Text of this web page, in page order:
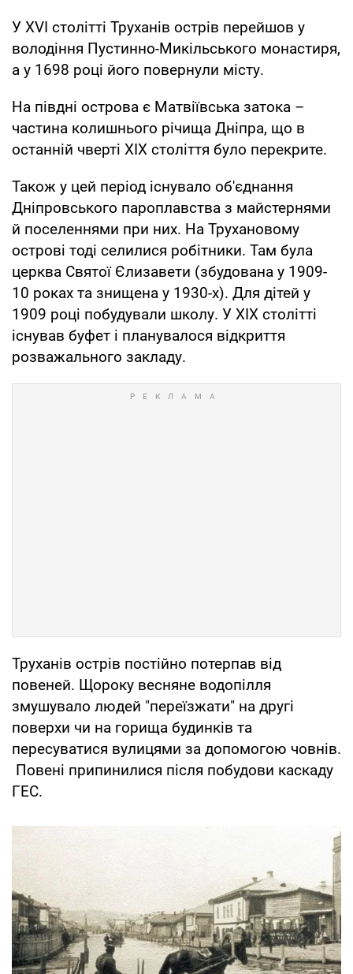
У XVI столітті Труханів острів перейшов у
володіння Пустинно-Микільського монастиря,
а у 1698 році його повернули місту.
На півдні острова є Матвіївська затока –
частина колишнього річища Дніпра, що в
останній чверті XIX століття було перекрите.
Також у цей період існувало об'єднання
Дніпровського пароплавства з майстернями
й поселеннями при них. На Трухановому
острові тоді селилися робітники. Там була
церква Святої Єлизавети (збудована у 1909-
10 роках та знищена у 1930-х). Для дітей у
1909 році побудували школу. У XIX столітті
існував буфет і планувалося відкриття
розважального закладу.
Труханів острів постійно потерпав від
повеней. Щороку весняне водопілля
змушувало людей "переїзжати" на другі
поверхи чи на горища будинків та
пересуватися вулицями за допомогою човнів.
Повені припинилися після побудови каскаду
ГЕС.